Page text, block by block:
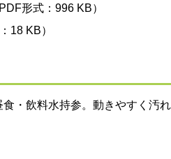
形式：996 KB）
18 KB）
・飲料水持参。動きやすく汚